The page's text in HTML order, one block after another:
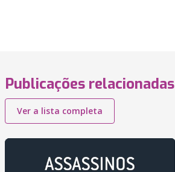
Publicações relacionadas
Ver a lista completa